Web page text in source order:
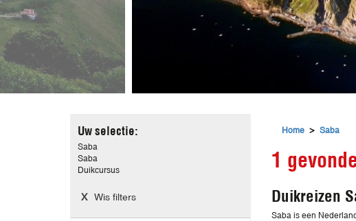
Uw selectie:
Saba
Saba
Duikcursus
Wis filters
Home > Saba
1
Duikreizen
Saba is een